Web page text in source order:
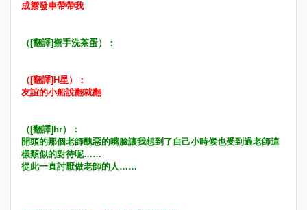
成禦發車帶帶我
（[翻譯]禦手洗茶蛋）：
（[翻譯]H星）：
友誼的小船說翻就翻
（[翻譯]hr）：
開頭的那個老師醜惡的嘴臉讓我想到了自己小時候也受到過老師這
樣類似的對待呢……
從此一直討厭做老師的人……